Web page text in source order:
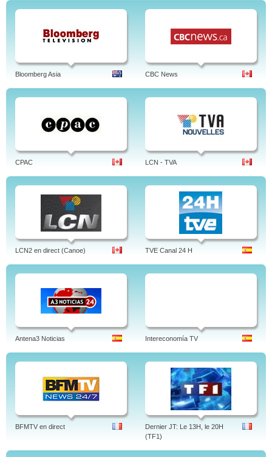
Bloomberg Asia CBC News
CPAC LCN - TVA
LCN2 en direct (Canoe) TVE Canal 24 H
Antena3 Noticias Intereconomía TV
BFMTV en direct
Dernier JT: Le 13H, le 20H
(TF1)